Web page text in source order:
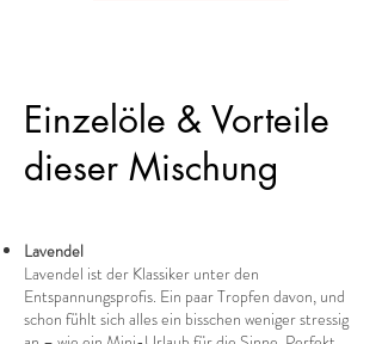
Einzelöle & Vorteile
dieser Mischung
Lavendel
Lavendel ist der Klassiker unter den
Entspannungsprofis. Ein paar Tropfen davon, und
schon fühlt sich alles ein bisschen weniger stressig